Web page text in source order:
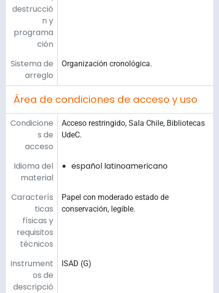
destrucció
n y
programa
ción
Sistema de
arreglo
Organización cronológica.
Área de condiciones de acceso y uso
Condicione
s de
acceso
Acceso restringido, Sala Chile, Bibliotecas
UdeC.
Idioma del
material
español latinoamericano
Caracterís
ticas
físicas y
requisitos
técnicos
Papel con moderado estado de
conservación, legible.
Instrument
os de
descripció
ISAD (G)